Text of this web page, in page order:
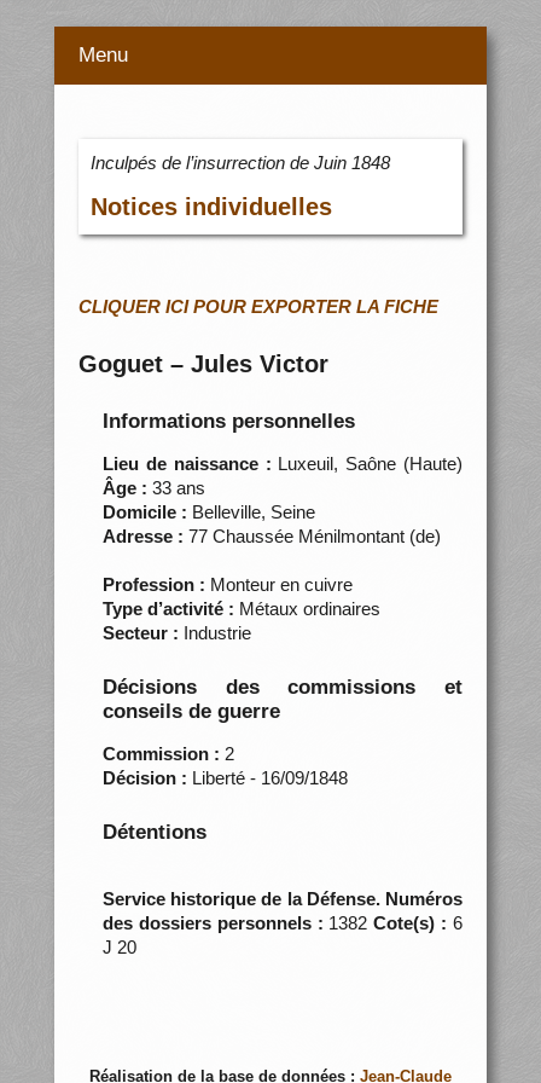
Menu
Inculpés de l’insurrection de Juin 1848
Notices individuelles
CLIQUER ICI POUR EXPORTER LA FICHE
Goguet – Jules Victor
Informations personnelles
Lieu de naissance : Luxeuil, Saône (Haute)
Âge : 33 ans
Domicile : Belleville, Seine
Adresse : 77 Chaussée Ménilmontant (de)
Profession : Monteur en cuivre
Type d’activité : Métaux ordinaires
Secteur : Industrie
Décisions des commissions et
conseils de guerre
Commission : 2
Décision : Liberté - 16/09/1848
Détentions
Service historique de la Défense. Numéros
des dossiers personnels : 1382Cote(s) : 6
J 20
Réalisation de la base de données : Jean-Claude